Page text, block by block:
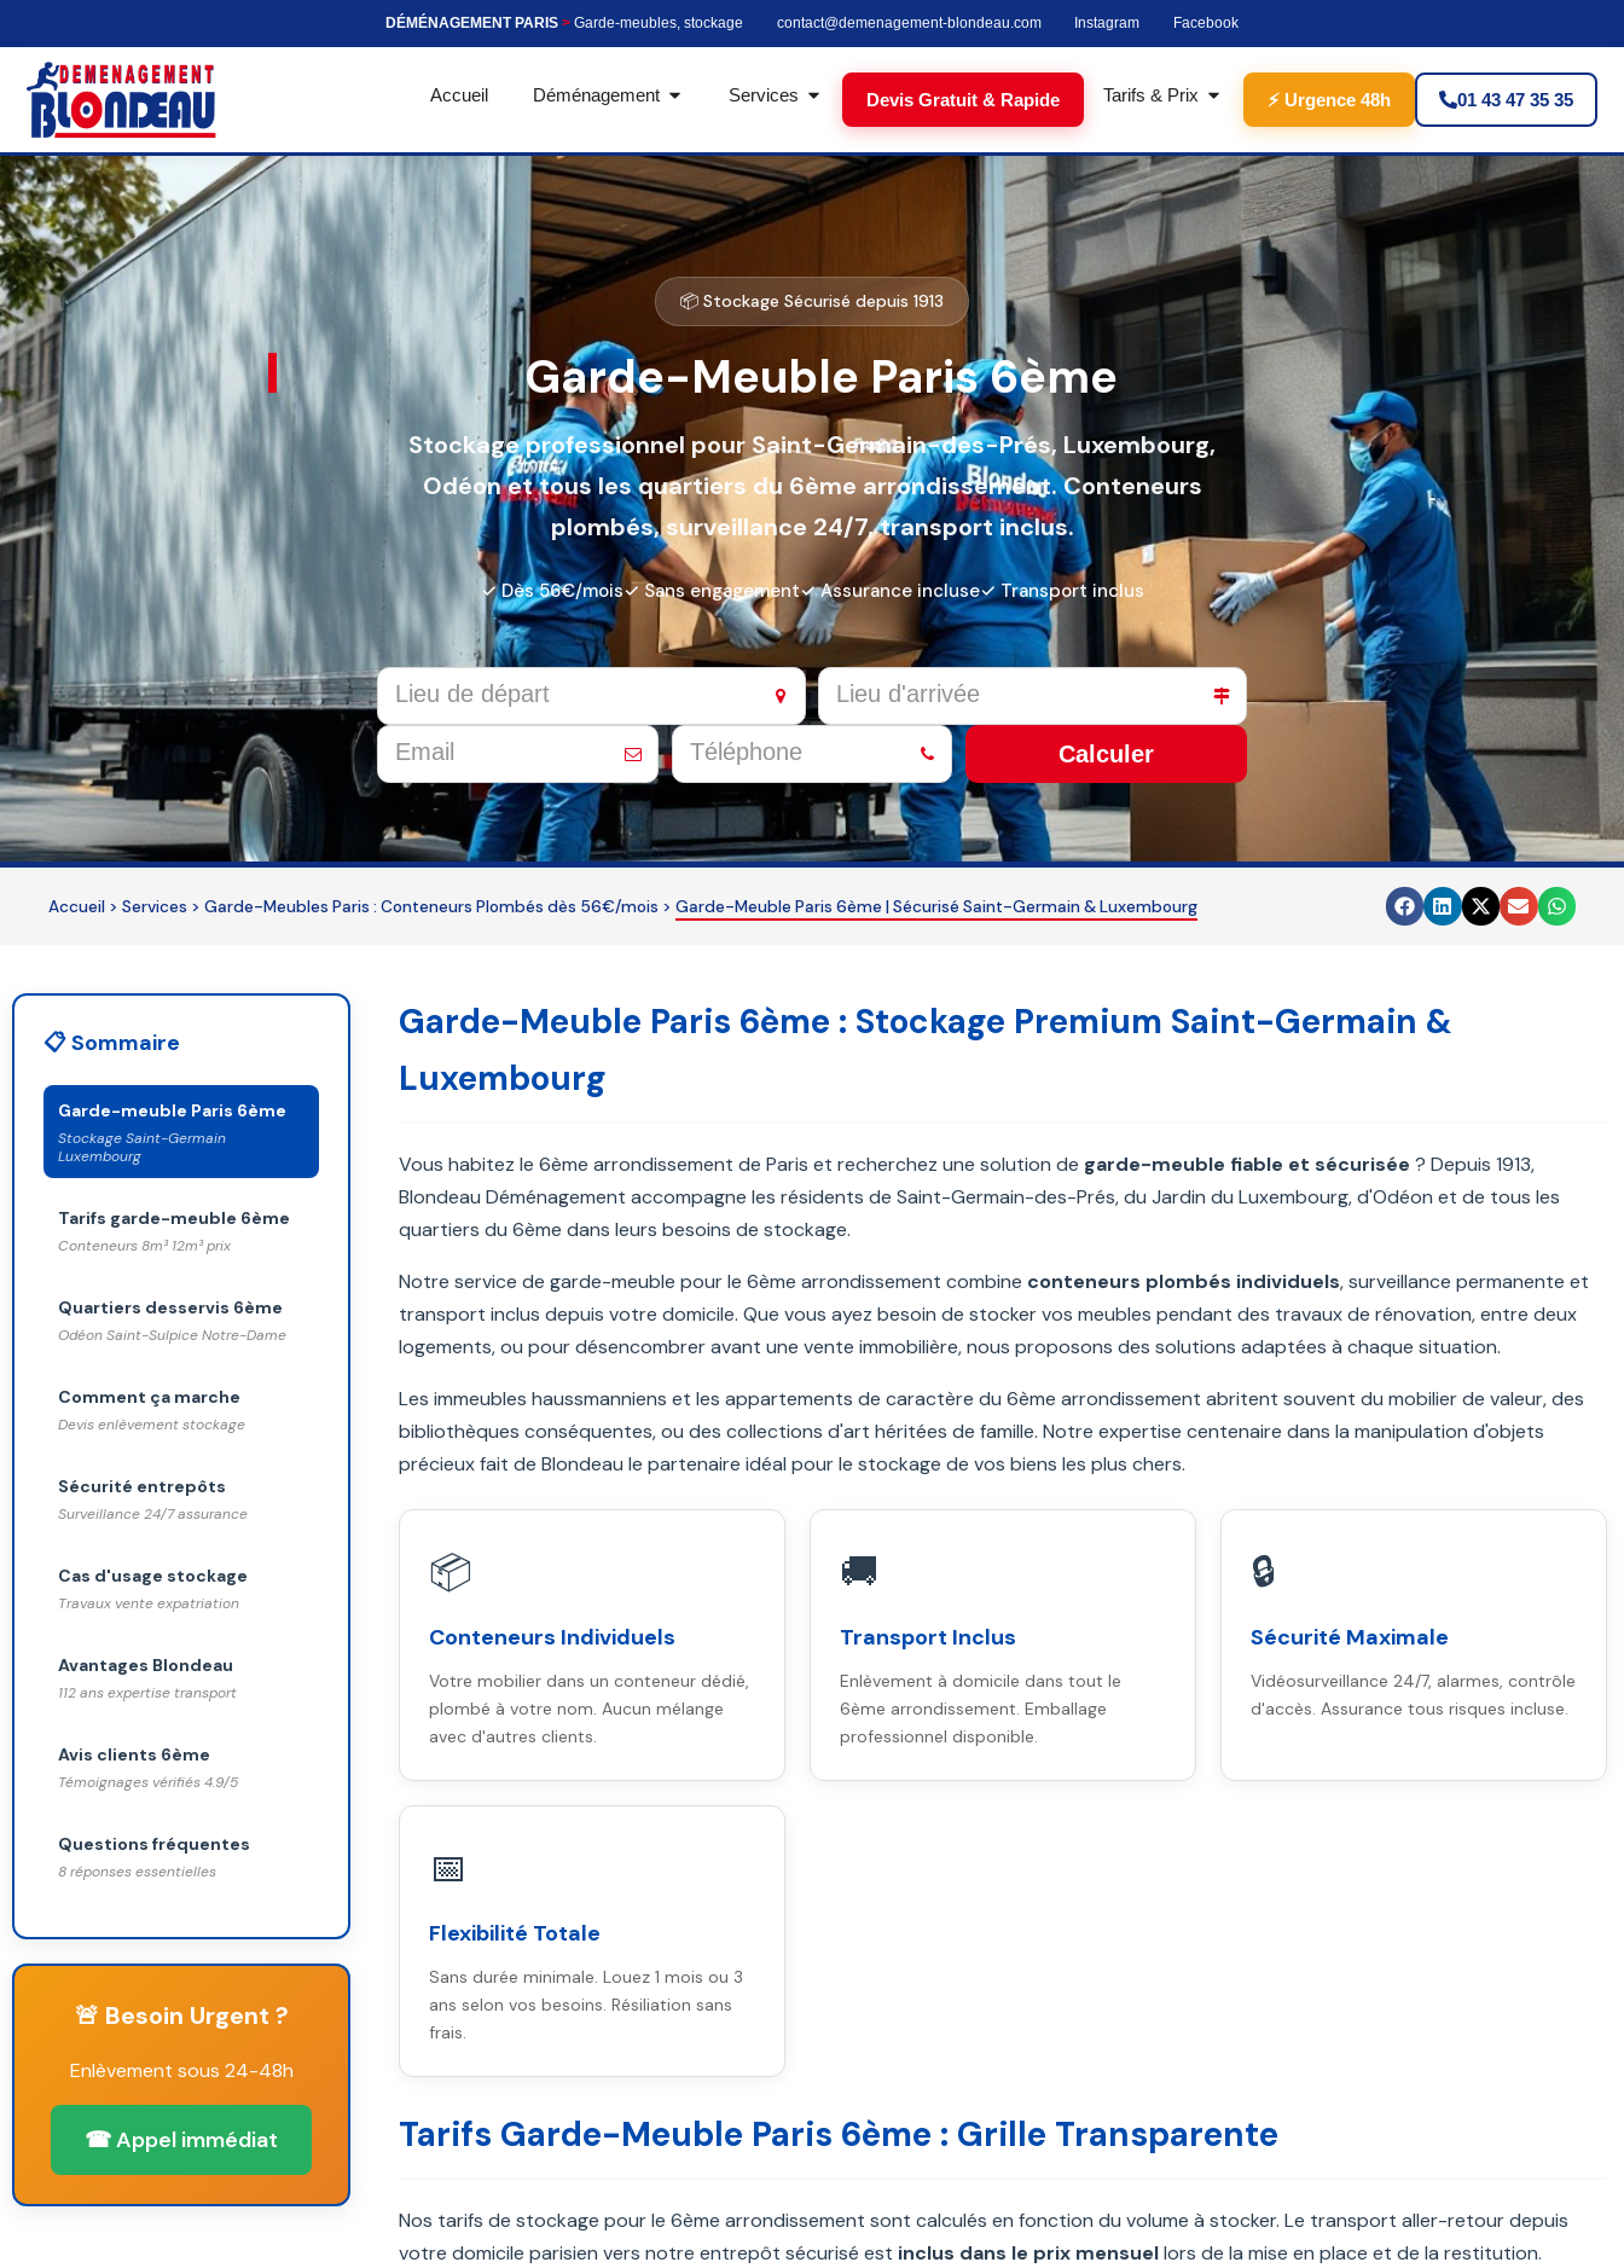
DÉMÉNAGEMENT PARIS> Garde-meubles, stockage contact@demenagement-blondeau.com Instagram Facebook
Accueil Déménagement Services Devis Gratuit & Rapide Tarifs & Prix ⚡ Urgence 48h 01 43 47 35 35
📦 Stockage Sécurisé depuis 1913
Garde-Meuble Paris 6ème
Stockage professionnel pour Saint-Germain-des-Prés, Luxembourg,
Odéon et tous les quartiers du 6ème arrondissement. Conteneurs
plombés, surveillance 24/7, transport inclus.
✓ Dès 56€/mois✓ Sans engagement✓ Assurance incluse✓ Transport inclus
Calculer
This
field
should
be
Accueil > Services > Garde-Meubles Paris : Conteneurs Plombés dès 56€/mois > Garde-Meuble Paris 6ème | Sécurisé Saint-Germain & Luxembourg
📋 Sommaire
Garde-meuble Paris 6ème
Stockage Saint-Germain
Luxembourg
Tarifs garde-meuble 6ème
Conteneurs 8m³ 12m³ prix
Quartiers desservis 6ème
Odéon Saint-Sulpice Notre-Dame
Comment ça marche
Devis enlèvement stockage
Sécurité entrepôts
Surveillance 24/7 assurance
Cas d'usage stockage
Travaux vente expatriation
Avantages Blondeau
112 ans expertise transport
Avis clients 6ème
Témoignages vérifiés 4.9/5
Questions fréquentes
8 réponses essentielles
🚨 Besoin Urgent ?
Enlèvement sous 24-48h
☎ Appel immédiat
Garde-Meuble Paris 6ème : Stockage Premium Saint-Germain &
Luxembourg
Vous habitez le 6ème arrondissement de Paris et recherchez une solution de garde-meuble fiable et sécurisée ? Depuis 1913,
Blondeau Déménagement accompagne les résidents de Saint-Germain-des-Prés, du Jardin du Luxembourg, d'Odéon et de tous les
quartiers du 6ème dans leurs besoins de stockage.
Notre service de garde-meuble pour le 6ème arrondissement combine conteneurs plombés individuels, surveillance permanente et
transport inclus depuis votre domicile. Que vous ayez besoin de stocker vos meubles pendant des travaux de rénovation, entre deux
logements, ou pour désencombrer avant une vente immobilière, nous proposons des solutions adaptées à chaque situation.
Les immeubles haussmanniens et les appartements de caractère du 6ème arrondissement abritent souvent du mobilier de valeur, des
bibliothèques conséquentes, ou des collections d'art héritées de famille. Notre expertise centenaire dans la manipulation d'objets
précieux fait de Blondeau le partenaire idéal pour le stockage de vos biens les plus chers.
📦
Conteneurs Individuels
Votre mobilier dans un conteneur dédié,
plombé à votre nom. Aucun mélange
avec d'autres clients.
🚚
Transport Inclus
Enlèvement à domicile dans tout le
6ème arrondissement. Emballage
professionnel disponible.
🔒
Sécurité Maximale
Vidéosurveillance 24/7, alarmes, contrôle
d'accès. Assurance tous risques incluse.
📅
Flexibilité Totale
Sans durée minimale. Louez 1 mois ou 3
ans selon vos besoins. Résiliation sans
frais.
Tarifs Garde-Meuble Paris 6ème : Grille Transparente
Nos tarifs de stockage pour le 6ème arrondissement sont calculés en fonction du volume à stocker. Le transport aller-retour depuis
votre domicile parisien vers notre entrepôt sécurisé est inclus dans le prix mensuellors de la mise en place et de la restitution.